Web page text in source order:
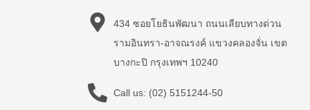
434 ซอยโยธินพัฒนา ถนนเลียบทางด่วน
รามอินทรา-อาจณรงค์ แขวงคลองจั่น เขต
บางกะปิ กรุงเทพฯ 10240
Call us: (02) 5151244-50